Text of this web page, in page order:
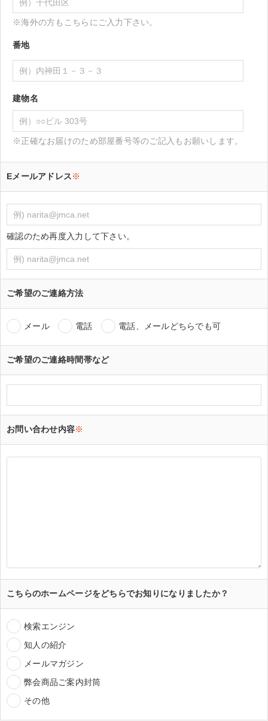
※海外の方もこちらにご入力下さい。
番地
建物名
※正確なお届けのため部屋番号等のご記入もお願いします。
Eメールアドレス※
確認のため再度入力して下さい。
ご希望のご連絡方法
メール 電話 電話、メールどちらでも可
ご希望のご連絡時間帯など
お問い合わせ内容※
こちらのホームページをどちらでお知りになりましたか？
検索エンジン
知人の紹介
メールマガジン
弊会商品ご案内封筒
その他